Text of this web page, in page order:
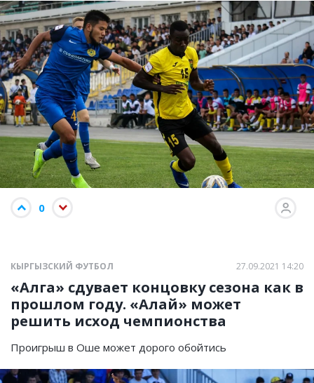
0
КЫРГЫЗСКИЙ ФУТБОЛ 27.09.2021 14:20
«Алга» сдувает концовку сезона как в
прошлом году. «Алай» может
решить исход чемпионства
Проигрыш в Оше может дорого обойтись